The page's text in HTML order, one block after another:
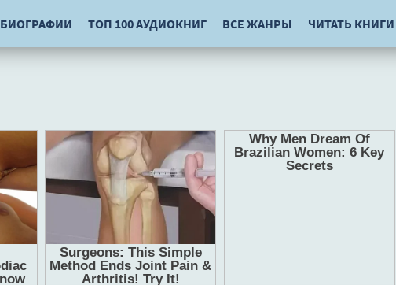
БИОГРАФИИ ТОП 100 АУДИОКНИГ ВСЕ ЖАНРЫ ЧИТАТЬ КНИГИ